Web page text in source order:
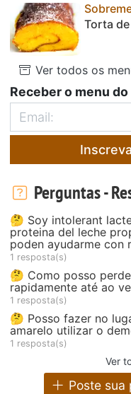
Torta
Ver todos os
Receber o menu do
Perguntas -
🤔 Soy intolerant
proteina del leche
poden ayudarme con
1 resposta(s)
🤔 Como posso
rapidamente até ao
1 resposta(s)
🤔 Posso fazer no
amarelo utilizar o
1 resposta(s)
Ver
Poste sua